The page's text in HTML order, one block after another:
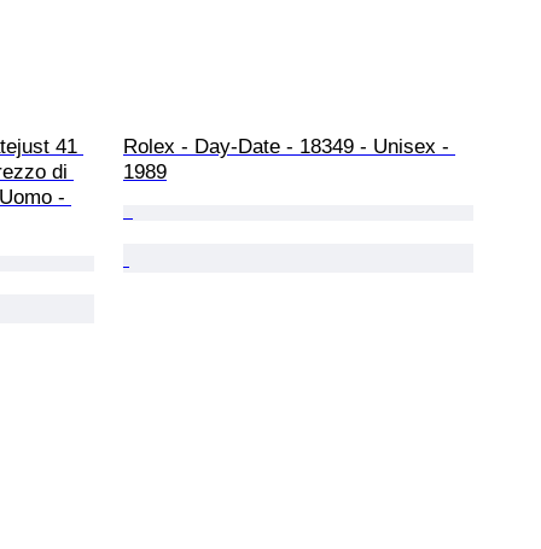
41
di
-
Rolex - Day-Date - 18349 - Unisex -
1989